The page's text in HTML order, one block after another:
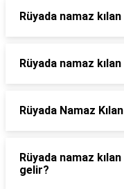
Rüyada namaz
Rüyada namaz
Rüyada Namaz
Rüyada namaz
gelir?